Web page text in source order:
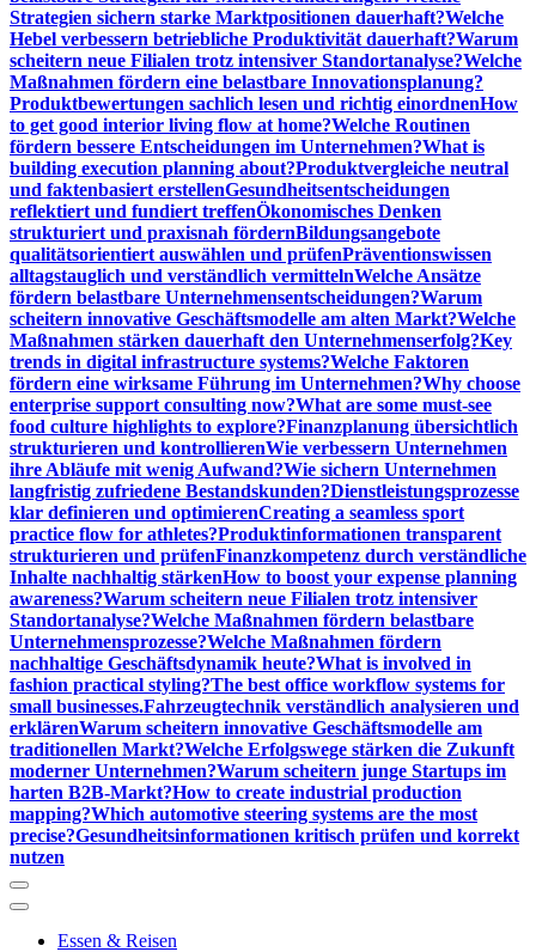
Strategien sichern starke Marktpositionen dauerhaft?Welche
Hebel verbessern betriebliche Produktivität dauerhaft?Warum
scheitern neue Filialen trotz intensiver Standortanalyse?Welche
Maßnahmen fördern eine belastbare Innovationsplanung?
Produktbewertungen sachlich lesen und richtig einordnenHow
to get good interior living flow at home?Welche Routinen
fördern bessere Entscheidungen im Unternehmen?What is
building execution planning about?Produktvergleiche neutral
und faktenbasiert erstellenGesundheitsentscheidungen
reflektiert und fundiert treffenÖkonomisches Denken
strukturiert und praxisnah fördernBildungsangebote
qualitätsorientiert auswählen und prüfenPräventionswissen
alltagstauglich und verständlich vermittelnWelche Ansätze
fördern belastbare Unternehmensentscheidungen?Warum
scheitern innovative Geschäftsmodelle am alten Markt?Welche
Maßnahmen stärken dauerhaft den Unternehmenserfolg?Key
trends in digital infrastructure systems?Welche Faktoren
fördern eine wirksame Führung im Unternehmen?Why choose
enterprise support consulting now?What are some must-see
food culture highlights to explore?Finanzplanung übersichtlich
strukturieren und kontrollierenWie verbessern Unternehmen
ihre Abläufe mit wenig Aufwand?Wie sichern Unternehmen
langfristig zufriedene Bestandskunden?Dienstleistungsprozesse
klar definieren und optimierenCreating a seamless sport
practice flow for athletes?Produktinformationen transparent
strukturieren und prüfenFinanzkompetenz durch verständliche
Inhalte nachhaltig stärkenHow to boost your expense planning
awareness?Warum scheitern neue Filialen trotz intensiver
Standortanalyse?Welche Maßnahmen fördern belastbare
Unternehmensprozesse?Welche Maßnahmen fördern
nachhaltige Geschäftsdynamik heute?What is involved in
fashion practical styling?The best office workflow systems for
small businesses.Fahrzeugtechnik verständlich analysieren und
erklärenWarum scheitern innovative Geschäftsmodelle am
traditionellen Markt?Welche Erfolgswege stärken die Zukunft
moderner Unternehmen?Warum scheitern junge Startups im
harten B2B-Markt?How to create industrial production
mapping?Which automotive steering systems are the most
precise?Gesundheitsinformationen kritisch prüfen und korrekt
nutzen
Essen & Reisen